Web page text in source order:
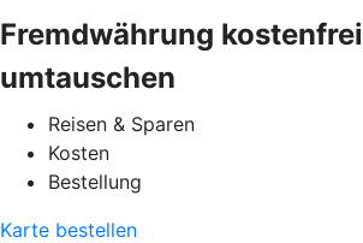
Fremdwährung kostenfrei
umtauschen
Reisen & Sparen
Kosten
Bestellung
Karte bestellen